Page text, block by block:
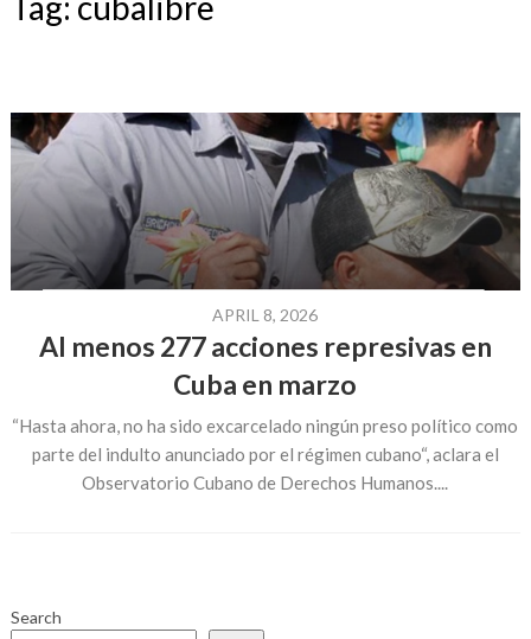
APRIL 8, 2026
Al menos 277 acciones represivas en
Cuba en marzo
“Hasta ahora, no ha sido excarcelado ningún preso político como
parte del indulto anunciado por el régimen cubano“, aclara el
Observatorio Cubano de Derechos Humanos....
Search